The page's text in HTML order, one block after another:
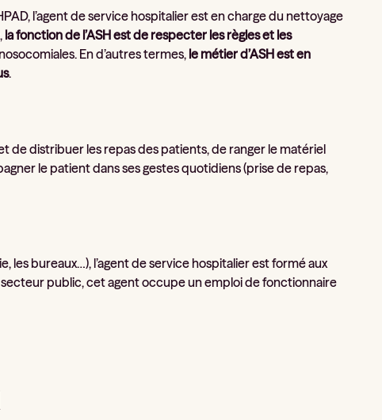
l’agent de service hospitalier est en charge du nettoyage
la fonction de l’ASH est de respecter les règles et les
En d’autres termes, le métier d’ASH est en
.
de distribuer les repas des patients, de ranger le matériel
le patient dans ses gestes quotidiens (prise de repas,
les bureaux…), l’agent de service hospitalier est formé aux
public, cet agent occupe un emploi de fonctionnaire